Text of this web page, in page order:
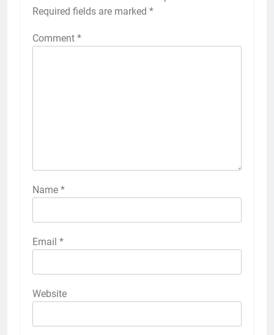
Required fields are marked *
Comment *
Name *
Email *
Website